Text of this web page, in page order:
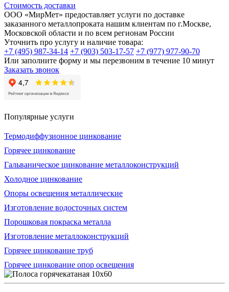
Стоимость доставки
ООО «МирМет» предоставляет услуги по доставке
заказанного металлопроката нашим клиентам по г.Москве,
Московской области и по всем регионам России
Уточнить про услугу и наличие товара:
+7 (495) 987-34-14 +7 (903) 503-17-57 +7 (977) 977-90-70
Или заполните форму и мы перезвоним в течение 10 минут
Заказать звонок
Популярные услуги
Термодиффузионное цинкование
Горячее цинкование
Гальваническое цинкование металлоконструкций
Холодное цинкование
Опоры освещения металлические
Изготовление водосточных систем
Порошковая покраска металла
Изготовление металлоконструкций
Горячее цинкование труб
Горячее цинкование опор освещения